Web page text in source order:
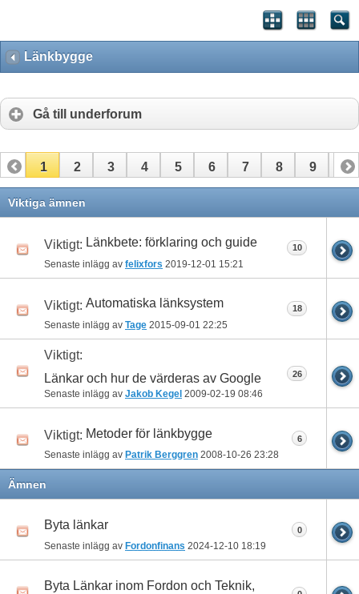
Länkbygge
Gå till underforum
1 2 3 4 5 6 7 8 9 10
11 12
Viktiga ämnen
Viktigt: Länkbete: förklaring och guide
Senaste inlägg av felixfors 2019-12-01 15:21
10
Viktigt: Automatiska länksystem
Senaste inlägg av Tage 2015-09-01 22:25
18
Viktigt:
Länkar och hur de värderas av Google
Senaste inlägg av Jakob Kegel 2009-02-19 08:46
26
Viktigt: Metoder för länkbygge
Senaste inlägg av Patrik Berggren 2008-10-26 23:28
6
Ämnen
Byta länkar
Senaste inlägg av Fordonfinans 2024-12-10 18:19
0
Byta Länkar inom Fordon och Teknik,